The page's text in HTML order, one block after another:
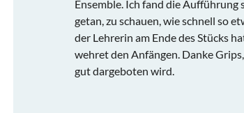
Ensemble. Ich fand die
getan, zu schauen, wie schnell so
der Lehrerin am Ende des Stücks
wehret den Anfängen. Danke
gut dargeboten wird.